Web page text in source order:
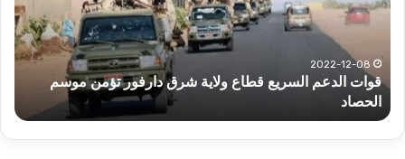
ولاية
شرق
تؤمن
موسم
الحصاد
2022-12-08
قوات الدعم السريع قطاع ولاية شرق دارفور تؤمن موسم
الحصاد